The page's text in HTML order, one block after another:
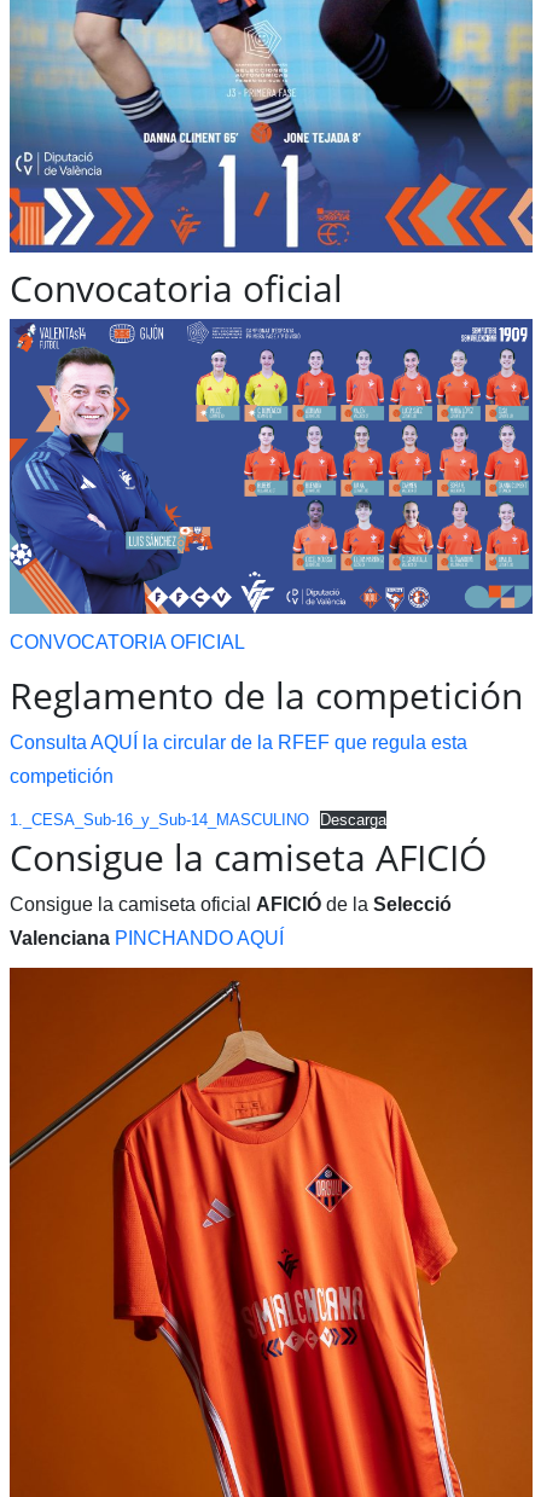
Convocatoria oficial
CONVOCATORIA OFICIAL
Reglamento de la competición
Consulta AQUÍ la circular de la RFEF que regula esta
competición
1._CESA_Sub-16_y_Sub-14_MASCULINO Descarga
Consigue la camiseta AFICIÓ
Consigue la camiseta oficial AFICIÓde la Selecció
Valenciana PINCHANDO AQUÍ